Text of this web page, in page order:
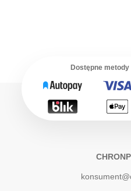
Dostępne metody